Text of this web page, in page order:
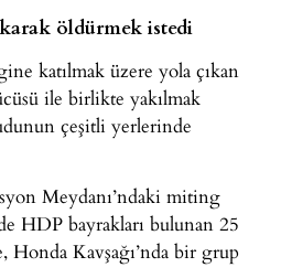
öldürmek istedi
katılmak üzere yola çıkan
ile birlikte yakılmak
çeşitli yerlerinde
Meydanı’ndaki miting
HDP bayrakları bulunan 25
Honda Kavşağı’nda bir grup